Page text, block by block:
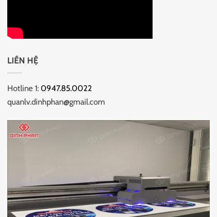
LIÊN HỆ
Hotline 1: 0947.85.0022
quanlv.dinhphan@gmail.com